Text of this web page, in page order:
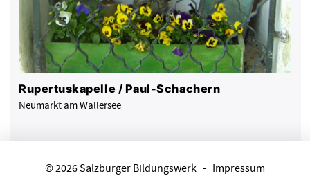
Rupertuskapelle / Paul-Schachern
Neumarkt am Wallersee
© 2026 Salzburger Bildungswerk - Impressum